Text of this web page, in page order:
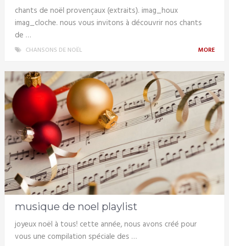
chants de noël provençaux (extraits). imag_houx
imag_cloche. nous vous invitons à découvrir nos chants
de …
CHANSONS DE NOËL MORE
musique de noel playlist
joyeux noël à tous! cette année, nous avons créé pour
vous une compilation spéciale des …